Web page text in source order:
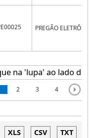
na 'lupa' ao lado de
PREGÃO
2 3 4